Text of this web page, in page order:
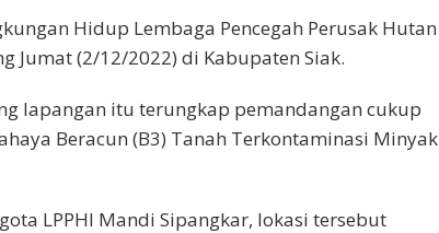
Hidup Lembaga Pencegah Perusak Hutan
Jumat (2/12/2022) di Kabupaten Siak.
lapangan itu terungkap pemandangan cukup
Beracun (B3) Tanah Terkontaminasi Minyak
LPPHI Mandi Sipangkar, lokasi tersebut